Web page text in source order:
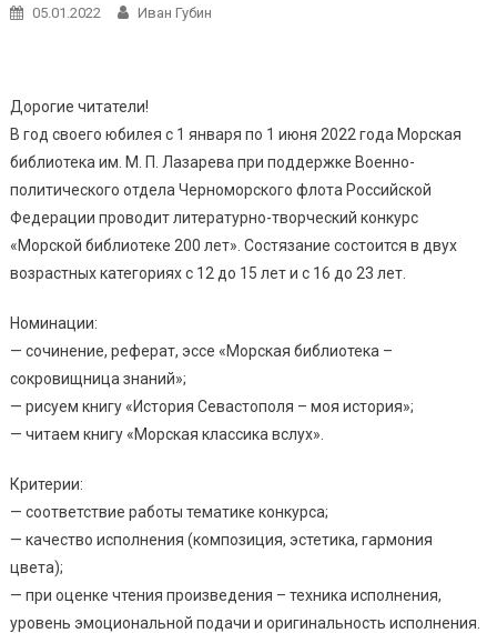
05.01.2022 Иван Губин
Дорогие читатели!
В год своего юбилея с 1 января по 1 июня 2022 года Морская
библиотека им. М. П. Лазарева при поддержке Военно-
политического отдела Черноморского флота Российской
Федерации проводит литературно-творческий конкурс
«Морской библиотеке 200 лет». Состязание состоится в двух
возрастных категориях с 12 до 15 лет и с 16 до 23 лет.
Номинации:
— сочинение, реферат, эссе «Морская библиотека –
сокровищница знаний»;
— рисуем книгу «История Севастополя – моя история»;
— читаем книгу «Морская классика вслух».
Критерии:
— соответствие работы тематике конкурса;
— качество исполнения (композиция, эстетика, гармония
цвета);
— при оценке чтения произведения – техника исполнения,
уровень эмоциональной подачи и оригинальность исполнения.